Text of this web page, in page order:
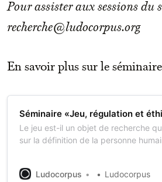
Pour assister aux sessions du
recherche@ludocorpus.org
En savoir plus sur le
Séminaire «Jeu, régulation et
Le jeu est-il un objet de recherche
sur la définition de la personne
champs de recherche déjà explorés
Ludocorpus Ludocorpus